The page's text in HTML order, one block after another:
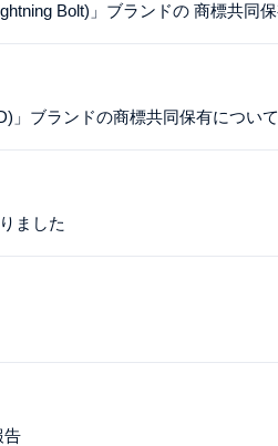
Bolt)」ブランドの 商標共同
」ブランドの商標共同保有について
ました
告